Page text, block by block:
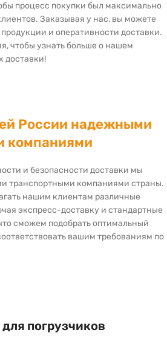
процесс покупки был максимально
Заказывая у нас, вы можете
и оперативности доставки.
чтобы узнать больше о нашем
доставки!
России надежными
компаниями
и безопасности доставки мы
транспортными компаниями страны.
нашим клиентам различные
экспресс-доставку и стандартные
сможем подобрать оптимальный
вашим требованиям по
погрузчиков